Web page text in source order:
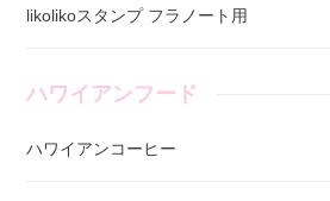
likolikoスタンプ フラノート用
ハワイアンフード
ハワイアンコーヒー